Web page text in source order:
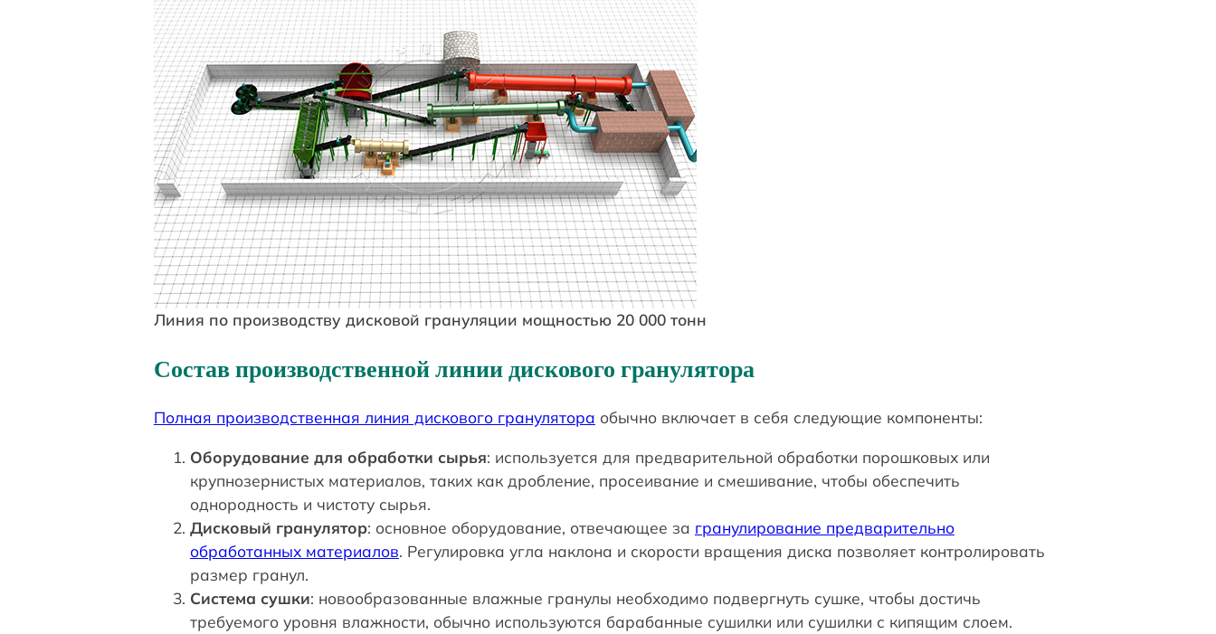
Линия по производству дисковой грануляции мощностью 20 000 тонн
Состав производственной линии дискового гранулятора
Полная производственная линия дискового гранулятора обычно включает в себя следующие компоненты:
Оборудование для обработки сырья: используется для предварительной обработки порошковых или
крупнозернистых материалов, таких как дробление, просеивание и смешивание, чтобы обеспечить
однородность и чистоту сырья.
Дисковый гранулятор: основное оборудование, отвечающее за гранулирование предварительно
обработанных материалов. Регулировка угла наклона и скорости вращения диска позволяет контролировать
размер гранул.
Система сушки: новообразованные влажные гранулы необходимо подвергнуть сушке, чтобы достичь
требуемого уровня влажности, обычно используются барабанные сушилки или сушилки с кипящим слоем.